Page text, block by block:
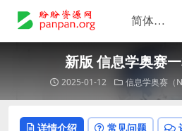
新版 信息学奥赛
2025-01-12 信息学奥赛（
详情介绍 常见问题